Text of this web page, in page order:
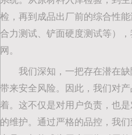
检，再到成品出厂前的综合性
合力测试、铲面硬度测试等）
网。
我们深知，一把存在潜在
带来安全风险。因此，我们对
着。这不仅是对用户负责，也
的维护。通过严格的品控，我